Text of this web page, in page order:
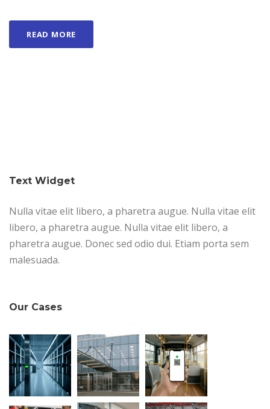
READ MORE
Text Widget
Nulla vitae elit libero, a pharetra augue. Nulla vitae elit
libero, a pharetra augue. Nulla vitae elit libero, a
pharetra augue. Donec sed odio dui. Etiam porta sem
malesuada.
Our Cases